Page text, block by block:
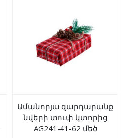
Ամանորյա զարդարանք
նվերի տուփ կտորից
AG241-41-62 մեծ